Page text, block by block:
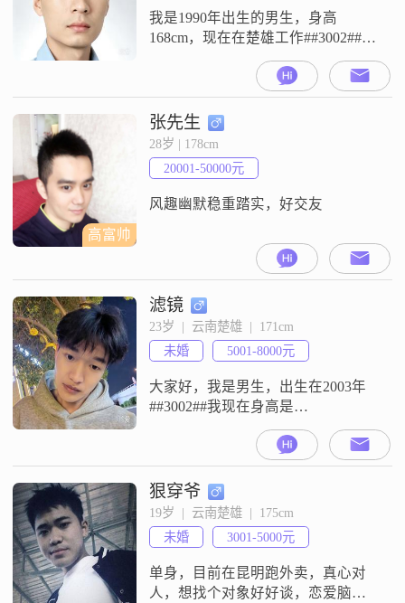
都说我挺外向健谈的
我是1990年出生的男生，身高
168cm，现在在楚雄工作##3002##学
历是高中及以下，月收入在3001到
5000元##3002##性格方面，大家都
说我稳重可靠，做事自信果断，责
任感比较强##3002##平时性格外向
健谈，心态乐观积极，对人耐心包
容，成熟稳重，随和易相处，待人
真诚可靠##3002##在个人观念上，
我觉
高富帅
张先生
28岁 | 178cm
20001-50000元
风趣幽默稳重踏实，好交友
滤镜
23岁  |  云南楚雄  |  171cm
未婚
5001-8000元
大家好，我是男生，出生在2003年
##3002##我现在身高是
171cm##3002##我的月收入在5001元
到8000元这个区间##3002##我目前
在楚雄工作##3002##我的学历是大
专##3002##我是一个幽默风趣的
人，平时随和易相处，性格真诚可
靠##3002##我喜欢美食探店，也喜
欢摄影摄像##3002##
狠穿爷
19岁  |  云南楚雄  |  175cm
未婚
3001-5000元
单身，目前在昆明跑外卖，真心对
人，想找个对象好好谈，恋爱脑，